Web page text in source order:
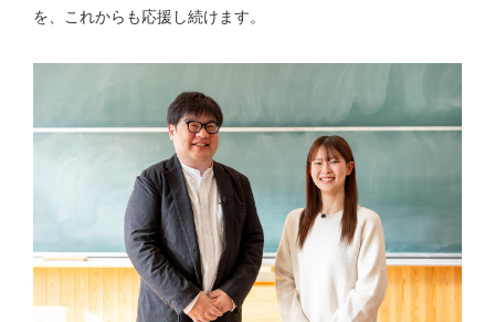
を、これからも応援し続けます。